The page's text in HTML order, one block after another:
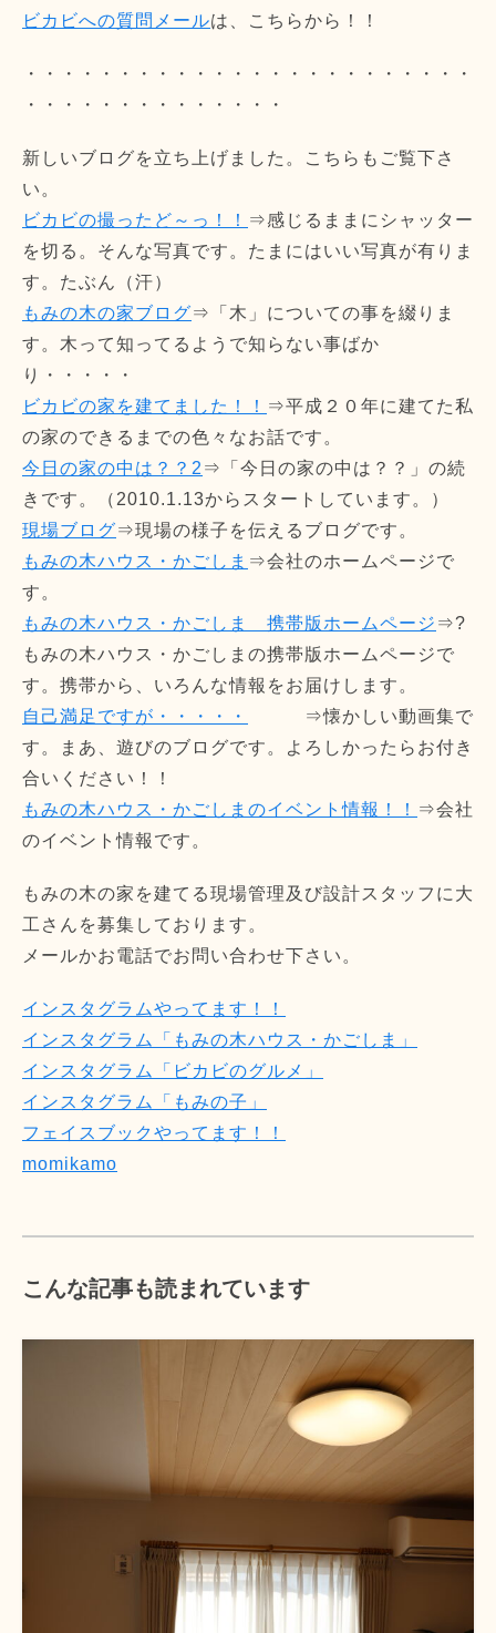
ビカビへの質問メールは、こちらから！！
・・・・・・・・・・・・・・・・・・・・・・・・
・・・・・・・・・・・・・・
新しいブログを立ち上げました。こちらもご覧下さ
い。
ビカビの撮ったど～っ！！ ⇒感じるままにシャッター
を切る。そんな写真です。たまにはいい写真が有りま
す。たぶん（汗）
もみの木の家ブログ⇒「木」についての事を綴りま
す。木って知ってるようで知らない事ばか
り・・・・・
ビカビの家を建てました！！ ⇒平成２０年に建てた私
の家のできるまでの色々なお話です。
今日の家の中は？？2 ⇒「今日の家の中は？？」の続
きです。（2010.1.13からスタートしています。）
現場ブログ⇒現場の様子を伝えるブログです。
もみの木ハウス・かごしま ⇒会社のホームページで
す。
もみの木ハウス・かごしま 携帯版ホームページ ⇒?
もみの木ハウス・かごしまの携帯版ホームページで
す。携帯から、いろんな情報をお届けします。
自己満足ですが・・・・・
⇒懐かしい動画集で
す。まあ、遊びのブログです。よろしかったらお付き
合いください！！
もみの木ハウス・かごしまのイベント情報！！ ⇒会社
のイベント情報です。
もみの木の家を建てる現場管理及び設計スタッフに大
工さんを募集しております。
メールかお電話でお問い合わせ下さい。
インスタグラムやってます！！
インスタグラム「もみの木ハウス・かごしま」
インスタグラム「ビカビのグルメ」
インスタグラム「もみの子」
フェイスブックやってます！！
momikamo
こんな記事も読まれています